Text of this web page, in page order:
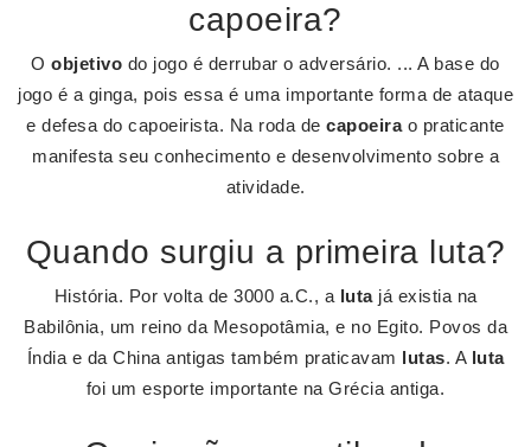
capoeira?
Oobjetivo do jogo é derrubar o adversário. ... A base do
jogo é a ginga, pois essa é uma importante forma de ataque
e defesa do capoeirista. Na roda decapoeirao praticante
manifesta seu conhecimento e desenvolvimento sobre a
atividade.
Quando surgiu a primeira luta?
História. Por volta de 3000 a.C., a lutajá existia na
Babilônia, um reino da Mesopotâmia, e no Egito. Povos da
Índia e da China antigas também praticavam lutas. A luta
foi um esporte importante na Grécia antiga.